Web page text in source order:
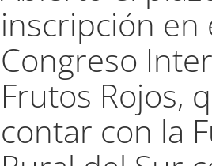
inscripción en
Congreso
Frutos Rojos,
contar con la